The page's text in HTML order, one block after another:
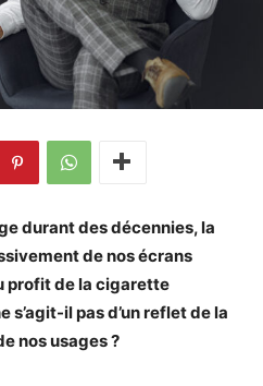
durant des décennies, la
de nos écrans
profit de la cigarette
il pas d’un reflet de la
nos usages ?